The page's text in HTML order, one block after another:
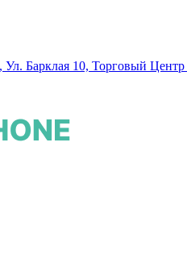
Ул. Барклая 10, Торговый